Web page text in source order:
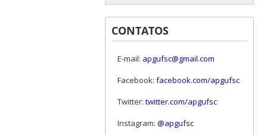
CONTATOS
E-mail: apgufsc@gmail.com
Facebook: facebook.com/apgufsc
Twitter: twitter.com/apgufsc
Instagram: @apgufsc